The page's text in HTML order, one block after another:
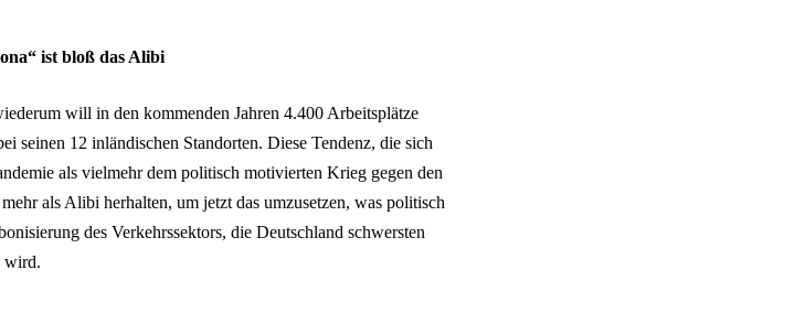
ist bloß das Alibi
will in den kommenden Jahren 4.400 Arbeitsplätze
seinen 12 inländischen Standorten. Diese Tendenz, die sich
als vielmehr dem politisch motivierten Krieg gegen den
als Alibi herhalten, um jetzt das umzusetzen, was politisch
des Verkehrssektors, die Deutschland schwersten
wird.